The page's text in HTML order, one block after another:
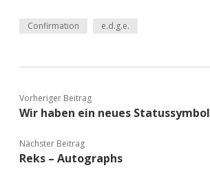
Confirmation e.d.g.e.
Vorheriger Beitrag
Wir haben ein neues Statussymbol
Nächster Beitrag
Reks – Autographs